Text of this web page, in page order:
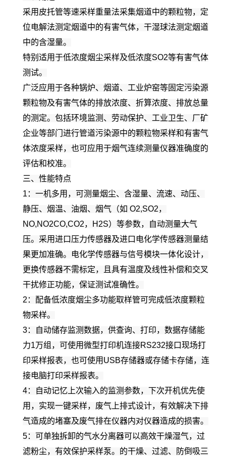
采用皮托管等速采样重量法采集烟道中的颗粒物，定
位电解法测定烟道中的有害气体，干湿球法测定烟道
中的含湿量。
特别适用于低浓度烟尘采样及低浓度SO2等有害气体
测试。
广泛应用于各种锅炉、烟道、工业炉窑等固定污染源
颗粒物及有害气体的排放浓度、折算浓度、排放总量
的测定。包括环境监测、劳动保护、工业卫生、厂矿
企业等部门进行管道污染源中的颗粒物采样和有害气
体浓度采样，也可应用于烟气连续测量仪器准确度的
评估和校准。
三、性能特点
1：一机多用，可测量烟尘、含湿量、流速、动压、
静压、烟温、油烟、烟气（如 O2,SO2，
NO,NO2CO,CO2，H 2S）等参数，自动测量大气
压。采用进口压力传感器及进口电化学传感器测量结
果更加准确。电化学传感器与信号模块一体化设计，
更换传感器不需标定，且具有温度及线性补偿和交叉
干扰修正功能，保证测试准确性。
2：配备低浓度烟尘多功能取样管可完成低浓度颗粒
物采样。
3：自动储存监测数据，供查询、打印，数据存储能
力1万组，可使用微型打印机连接RS232接口现场打
印采样报表，也可使用USB存储器或存储卡存储，连
接电脑打印采样报表。
4：自动记忆上次输入的监测参数，下次开机优先使
用，实现一键采样，废气上排式设计，有效解决下排
气造成的堵塞及废气排在仪器内对仪器造成的损害。
5：可单独拆卸的气水分离器可以高效干燥湿气，过
滤粉尘，有效保护采样泵。的干燥、过滤、防倒吸三